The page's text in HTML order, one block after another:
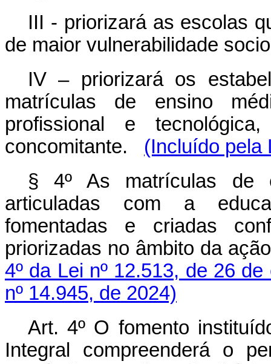
III - priorizará as escolas
de maior vulnerabilidade
IV – priorizará os
matrículas de ensino
profissional e
concomitante. (Incluído pela
§ 4º As matrículas de
articuladas com a
fomentadas e criadas
priorizadas no âmbito da
4º da Lei nº 12.513, de 26
nº 14.945, de 2024)
Art. 4º O fomento
Integral compreenderá o